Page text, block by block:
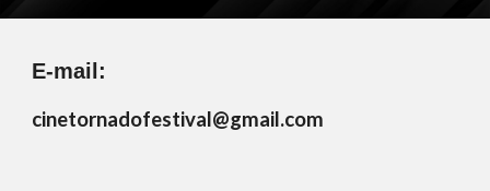
E-mail:
cinetornadofestival@gmail.com